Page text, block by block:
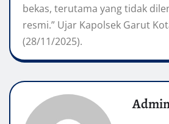
bekas, terutama yang tidak
resmi.” Ujar Kapolsek Garut
(28/11/2025).